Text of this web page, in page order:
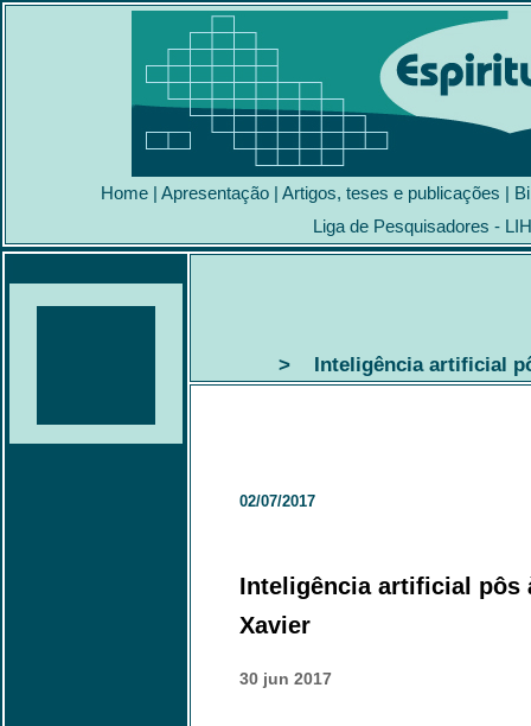
Home | Apresentação | Artigos, teses e publicações |
Liga de Pesquisadores -
> Inteligência artificial
02/07/2017
Inteligência artificial pôs
Xavier
30 jun 2017